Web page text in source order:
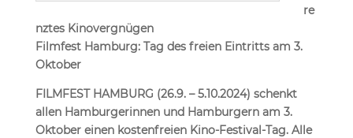
re
nztes Kinovergnügen
Filmfest Hamburg: Tag des freien Eintritts am 3.
Oktober
FILMFEST HAMBURG (26.9. – 5.10.2024) schenkt
allen Hamburgerinnen und Hamburgern am 3.
Oktober einen kostenfreien Kino-Festival-Tag. Alle